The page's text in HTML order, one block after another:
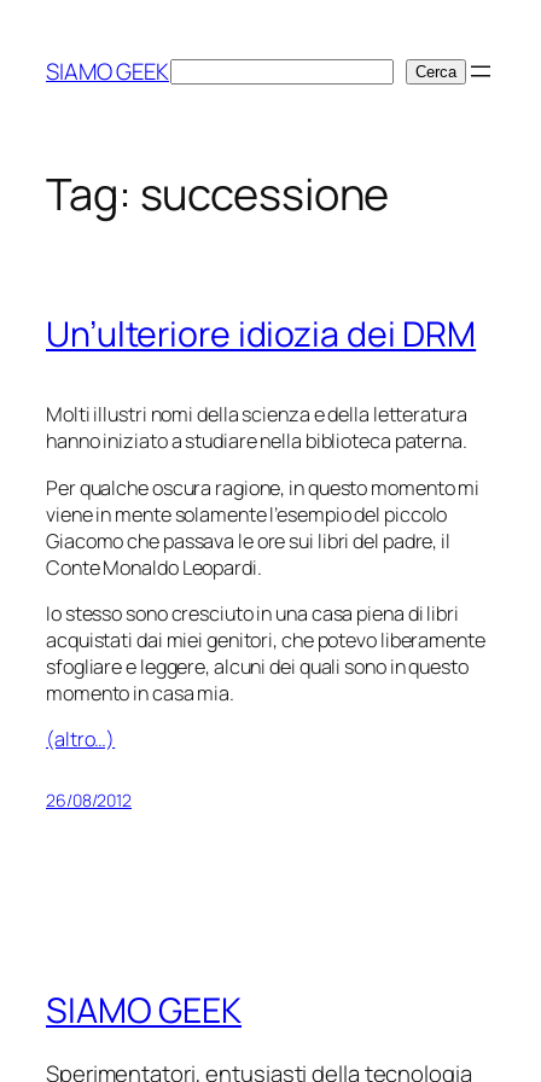
contenuto
SIAMO GEEKCerca Cerca
Tag: successione
Un’ulteriore idiozia dei DRM
Molti illustri nomi della scienza e della letteratura
hanno iniziato a studiare nella biblioteca paterna.
Per qualche oscura ragione, in questo momento mi
viene in mente solamente l’esempio del piccolo
Giacomo che passava le ore sui libri del padre, il
Conte Monaldo Leopardi.
Io stesso sono cresciuto in una casa piena di libri
acquistati dai miei genitori, che potevo liberamente
sfogliare e leggere, alcuni dei quali sono in questo
momento in casa mia.
(altro…)
26/08/2012
SIAMO GEEK
Sperimentatori, entusiasti della tecnologia